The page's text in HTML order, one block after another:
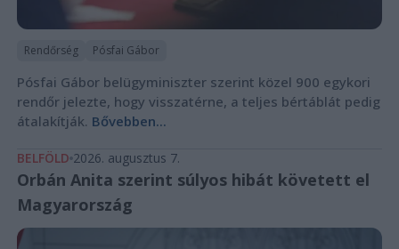
Rendőrség Pósfai Gábor
Pósfai Gábor belügyminiszter szerint közel 900 egykori
rendőr jelezte, hogy visszatérne, a teljes bértáblát pedig
átalakítják. Bővebben...
BELFÖLD 2026. augusztus 7.
Orbán Anita szerint súlyos hibát követett el
Magyarország